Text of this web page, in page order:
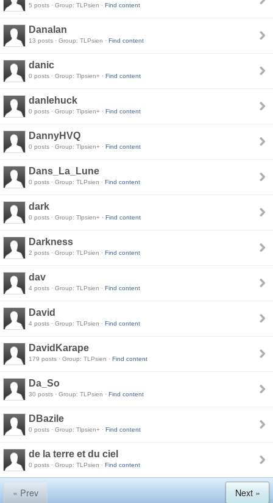
5 posts · Group: TLPsien · Find content
Danalan
13 posts · Group: TLPsien · Find content
danic
0 posts · Group: Tlpsien+ · Find content
danlehuck
0 posts · Group: Tlpsien+ · Find content
DannyHVQ
0 posts · Group: Tlpsien+ · Find content
Dans_La_Lune
0 posts · Group: TLPsien · Find content
dark
0 posts · Group: Tlpsien+ · Find content
Darkness
2 posts · Group: TLPsien · Find content
dav
4 posts · Group: TLPsien · Find content
David
4 posts · Group: TLPsien · Find content
DavidKarape
179 posts · Group: TLPsien · Find content
Da_So
30 posts · Group: TLPsien · Find content
DBazile
0 posts · Group: Tlpsien+ · Find content
de la terre et du ciel
0 posts · Group: TLPsien · Find content
« Prev Next »